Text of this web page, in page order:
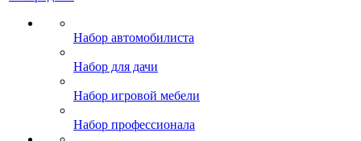
Набор автомобилиста
Набор для дачи
Набор игровой мебели
Набор профессионала